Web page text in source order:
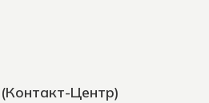
Центр)